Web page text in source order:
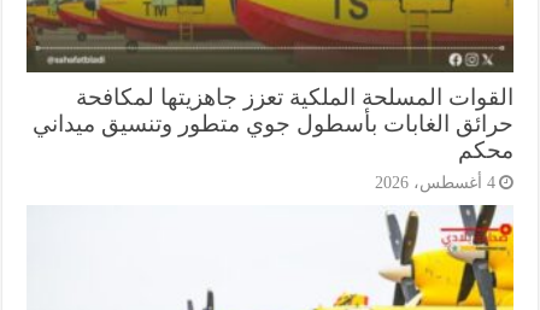
المسلحة الملكية تعزز جاهزيتها لمكافحة
الغابات بأسطول جوي متطور وتنسيق ميداني